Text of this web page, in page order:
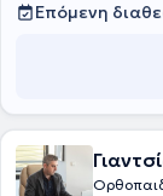
Επόμενη